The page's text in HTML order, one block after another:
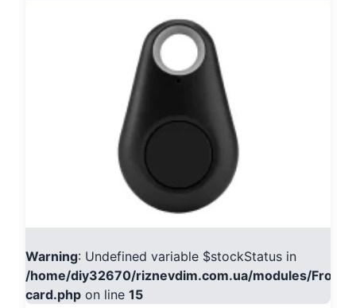
Warning: Undefined variable $stockStatus in
/home/diy32670/riznevdim.com.ua/modules/
card.php on line 15